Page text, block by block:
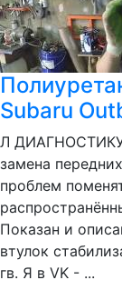
Subaru
Л
замена
проблем
Показан и
втулок
гв. Я в VK - ...